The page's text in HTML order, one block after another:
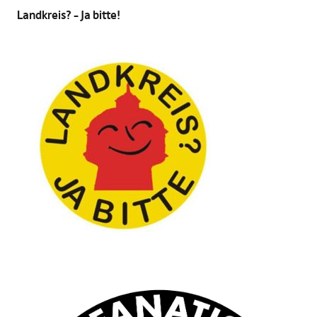
Landkreis? – Ja bitte!